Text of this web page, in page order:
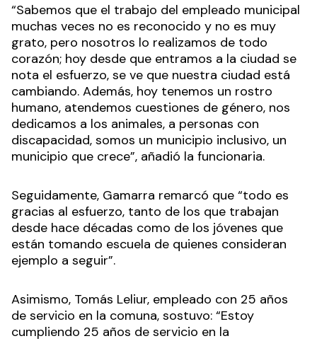
“Sabemos que el trabajo del empleado municipal
muchas veces no es reconocido y no es muy
grato, pero nosotros lo realizamos de todo
corazón; hoy desde que entramos a la ciudad se
nota el esfuerzo, se ve que nuestra ciudad está
cambiando. Además, hoy tenemos un rostro
humano, atendemos cuestiones de género, nos
dedicamos a los animales, a personas con
discapacidad, somos un municipio inclusivo, un
municipio que crece”, añadió la funcionaria.
Seguidamente, Gamarra remarcó que “todo es
gracias al esfuerzo, tanto de los que trabajan
desde hace décadas como de los jóvenes que
están tomando escuela de quienes consideran
ejemplo a seguir”.
Asimismo, Tomás Leliur, empleado con 25 años
de servicio en la comuna, sostuvo: “Estoy
cumpliendo 25 años de servicio en la